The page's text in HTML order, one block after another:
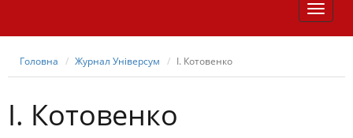
TOGGLE
Головна Журнал Універсум І. Котовенко
І. Котовенко